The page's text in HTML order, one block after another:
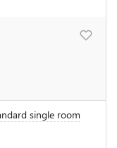
single room